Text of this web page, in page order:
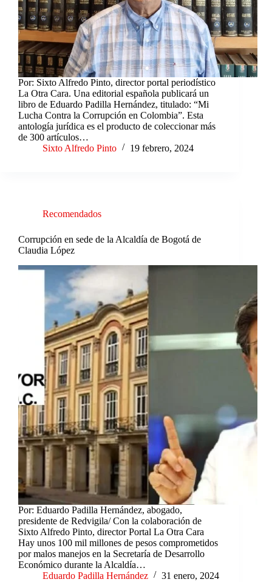
Por: Sixto Alfredo Pinto, director portal periodístico
La Otra Cara. Una editorial española publicará un
libro de Eduardo Padilla Hernández, titulado: “Mi
Lucha Contra la Corrupción en Colombia”. Esta
antología jurídica es el producto de coleccionar más
de 300 artículos…
Sixto Alfredo Pinto
19 febrero, 2024
Recomendados
Corrupción en sede de la Alcaldía de Bogotá de
Claudia López
Por: Eduardo Padilla Hernández, abogado,
presidente de Redvigila/ Con la colaboración de
Sixto Alfredo Pinto, director Portal La Otra Cara
Hay unos 100 mil millones de pesos comprometidos
por malos manejos en la Secretaría de Desarrollo
Económico durante la Alcaldía…
Eduardo Padilla Hernández
31 enero, 2024